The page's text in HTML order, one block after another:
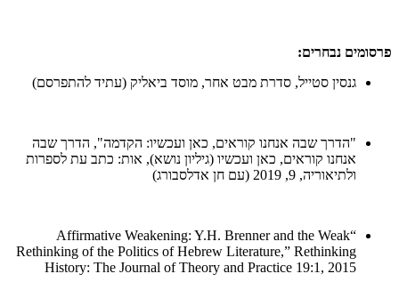
פרסומים נבחרים:
גנסין סטייל, סדרת מבט אחר, מוסד ביאליק (עתיד להתפרסם)
"הדרך שבה אנחנו קוראים, כאן ועכשיו: הקדמה", הדרך שבה
אנחנו קוראים, כאן ועכשיו (גיליון נושא), אות: כתב עת לספרות
ולתיאוריה, 9, 2019 (עם חן אדלסבורג)
“Affirmative Weakening: Y.H. Brenner and the Weak
Rethinking of the Politics of Hebrew Literature,” Rethinking
History: The Journal of Theory and Practice 19:1, 2015